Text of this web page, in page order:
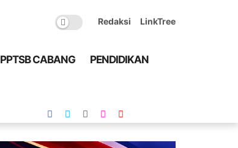
Redaksi LinkTree
PPTSB CABANG PENDIDIKAN